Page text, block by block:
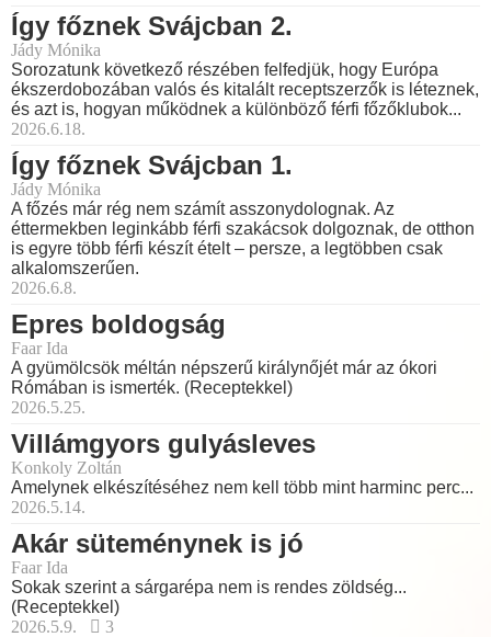
Így főznek Svájcban 2.
Jády Mónika
Sorozatunk következő részében felfedjük, hogy Európa
ékszerdobozában valós és kitalált receptszerzők is léteznek,
és azt is, hogyan működnek a különböző férfi főzőklubok...
2026.6.18.
Így főznek Svájcban 1.
Jády Mónika
A főzés már rég nem számít asszonydolognak. Az
éttermekben leginkább férfi szakácsok dolgoznak, de otthon
is egyre több férfi készít ételt – persze, a legtöbben csak
alkalomszerűen.
2026.6.8.
Epres boldogság
Faar Ida
A gyümölcsök méltán népszerű királynőjét már az ókori
Rómában is ismerték. (Receptekkel)
2026.5.25.
Villámgyors gulyásleves
Konkoly Zoltán
Amelynek elkészítéséhez nem kell több mint harminc perc...
2026.5.14.
Akár süteménynek is jó
Faar Ida
Sokak szerint a sárgarépa nem is rendes zöldség...
(Receptekkel)
2026.5.9.
3